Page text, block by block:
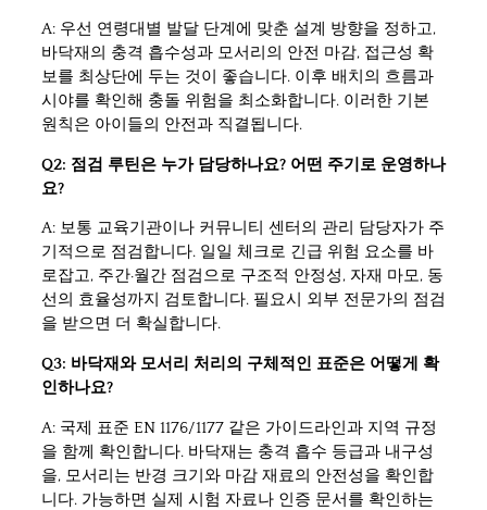
A: 우선 연령대별 발달 단계에 맞춘 설계 방향을 정하고,
바닥재의 충격 흡수성과 모서리의 안전 마감, 접근성 확
보를 최상단에 두는 것이 좋습니다. 이후 배치의 흐름과
시야를 확인해 충돌 위험을 최소화합니다. 이러한 기본
원칙은 아이들의 안전과 직결됩니다.
Q2: 점검 루틴은 누가 담당하나요? 어떤 주기로 운영하나
요?
A: 보통 교육기관이나 커뮤니티 센터의 관리 담당자가 주
기적으로 점검합니다. 일일 체크로 긴급 위험 요소를 바
로잡고, 주간·월간 점검으로 구조적 안정성, 자재 마모, 동
선의 효율성까지 검토합니다. 필요시 외부 전문가의 점검
을 받으면 더 확실합니다.
Q3: 바닥재와 모서리 처리의 구체적인 표준은 어떻게 확
인하나요?
A: 국제 표준 EN 1176/1177 같은 가이드라인과 지역 규정
을 함께 확인합니다. 바닥재는 충격 흡수 등급과 내구성
을, 모서리는 반경 크기와 마감 재료의 안전성을 확인합
니다. 가능하면 실제 시험 자료나 인증 문서를 확인하는